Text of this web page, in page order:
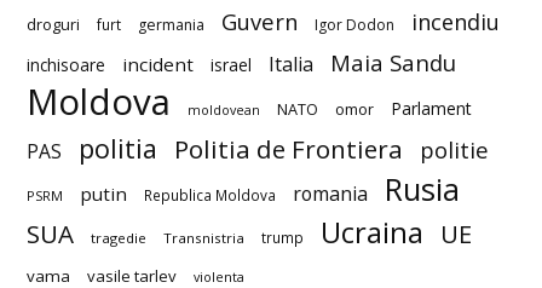
droguri furt germania Guvern Igor Dodon incendiu
inchisoare incident israel Italia Maia Sandu
Moldova moldovean NATO omor Parlament
PAS politia Politia de Frontiera politie
PSRM putin Republica Moldova romania Rusia
SUA tragedie Transnistria trump Ucraina UE
vama vasile tarlev violenta